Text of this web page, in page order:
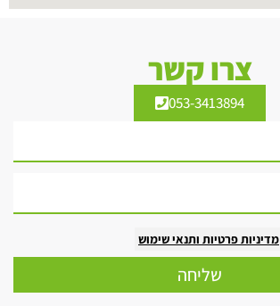
צרו קשר
053-3413894
מדיניות פרטיות ותנאי שימוש
שליחה